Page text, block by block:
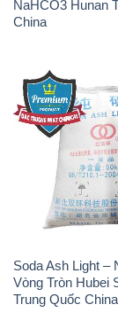
Soda Ash Light –
Vòng Tròn Hubei
Trung Quốc China